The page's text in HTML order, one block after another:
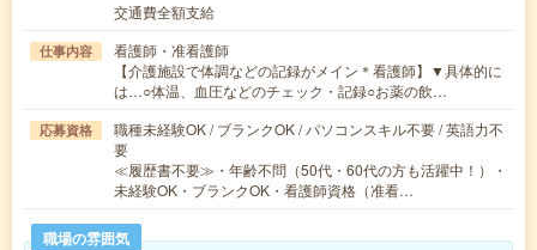
交通費全額支給
仕事内容
看護師・准看護師
【介護施設で体調などの記録がメイン＊看護師】▼具体的に
は…○体温、血圧などのチェック・記録○お薬の飲…
応募資格
職種未経験OK / ブランクOK / パソコンスキル不要 / 英語力不
要
≪履歴書不要≫・年齢不問（50代・60代の方も活躍中！）・
未経験OK・ブランクOK・看護師資格（准看…
職場の雰囲気